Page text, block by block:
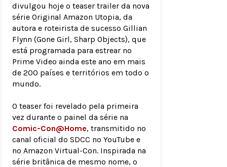
divulgou hoje o teaser trailer da nova
série Original Amazon Utopia, da
autora e roteirista de sucesso Gillian
Flynn (Gone Girl, Sharp Objects), que
está programada para estrear no
Prime Video ainda este ano em mais
de 200 países e territórios em todo o
mundo.
O teaser foi revelado pela primeira
vez durante o painel da série na
Comic-Con@Home, transmitido no
canal oficial do SDCC no YouTube e
no Amazon Virtual-Con. Inspirada na
série britânica de mesmo nome, o